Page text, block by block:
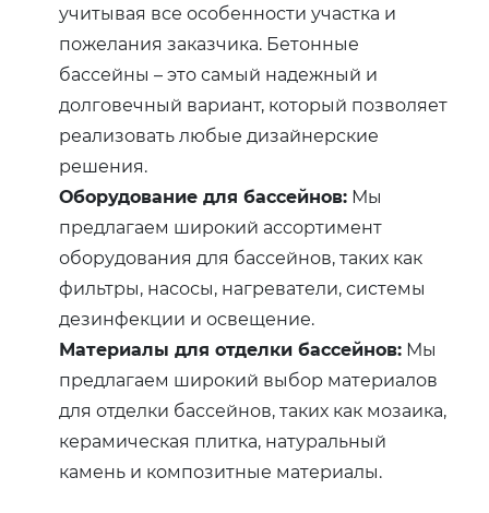
учитывая все особенности участка и
пожелания заказчика. Бетонные
бассейны – это самый надежный и
долговечный вариант, который позволяет
реализовать любые дизайнерские
решения.
Оборудование для бассейнов: Мы
предлагаем широкий ассортимент
оборудования для бассейнов, таких как
фильтры, насосы, нагреватели, системы
дезинфекции и освещение.
Материалы для отделки бассейнов: Мы
предлагаем широкий выбор материалов
для отделки бассейнов, таких как мозаика,
керамическая плитка, натуральный
камень и композитные материалы.